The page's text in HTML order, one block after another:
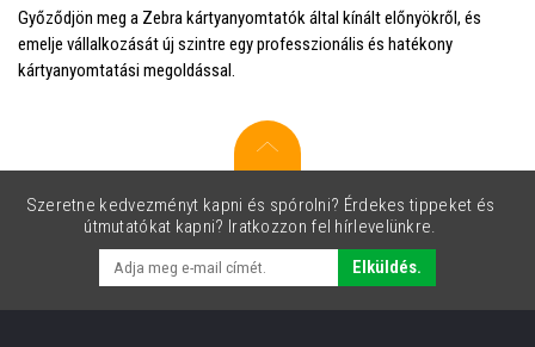
Győződjön meg a Zebra kártyanyomtatók által kínált előnyökről, és
emelje vállalkozását új szintre egy professzionális és hatékony
kártyanyomtatási megoldással.
Szeretne kedvezményt kapni és spórolni? Érdekes tippeket és
útmutatókat kapni? Iratkozzon fel hírlevelünkre.
Elküldés.